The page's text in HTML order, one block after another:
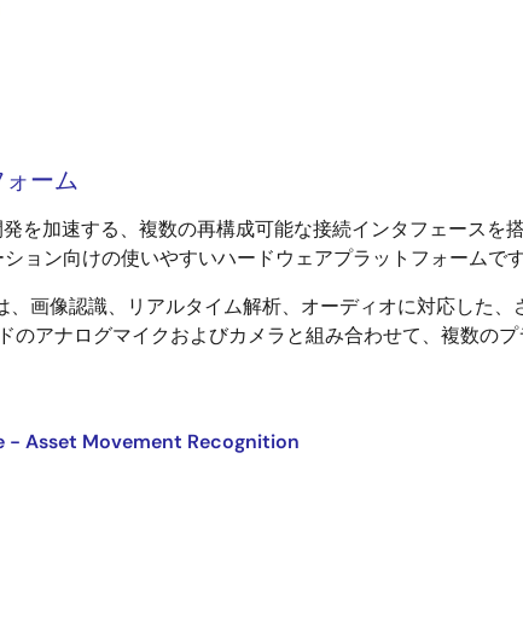
ーム
を加速する、複数の再構成可能な接続インタフェースを
ョン向けの使いやすいハードウェアプラットフォームです
画像認識、リアルタイム解析、オーディオに対応した
のアナログマイクおよびカメラと組み合わせて、複数の
- Asset Movement Recognition